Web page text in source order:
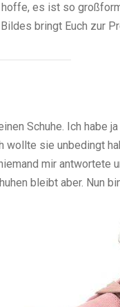
es ist so
bringt Euch zur
Schuhe. Ich habe
wollte sie unbedingt
mir
bleibt aber. Nun